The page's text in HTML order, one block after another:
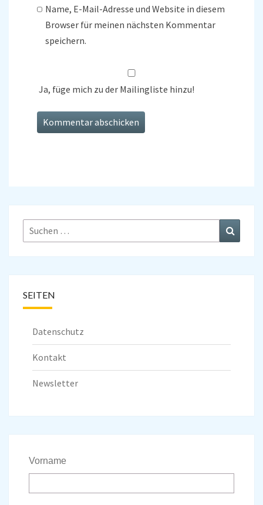
Name, E-Mail-Adresse und Website in diesem
Browser für meinen nächsten Kommentar
speichern.
Ja, füge mich zu der Mailingliste hinzu!
Suchen
nach:
SEITEN
Datenschutz
Kontakt
Newsletter
Vorname